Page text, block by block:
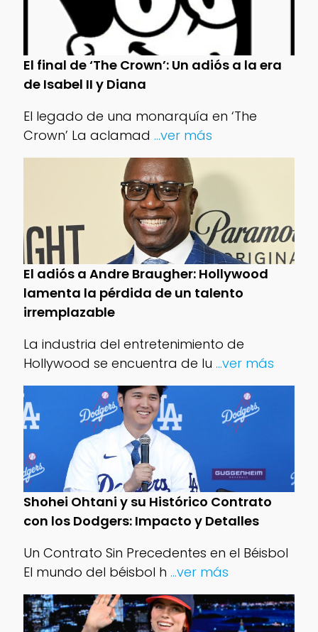
El final de ‘The Crown’: Un adiós a la era
de Isabel II y Diana
El legado de una monarquía en ‘The
Crown’ La aclamad ...ver más
El adiós a Andre Braugher: Hollywood
lamenta la pérdida de un talento
irremplazable
La industria del entretenimiento de
Hollywood se encuentra de lu ...ver más
Shohei Ohtani y su Histórico Contrato
con los Dodgers: Impacto y Detalles
Un Contrato Sin Precedentes en el Béisbol
El mundo del béisbol h ...ver más